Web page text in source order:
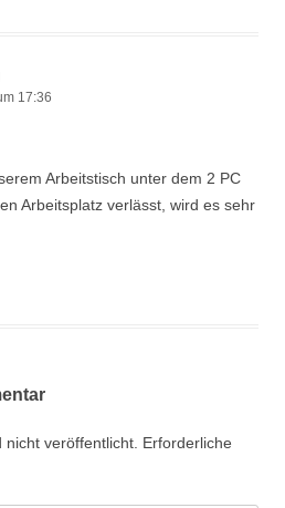
17:36
Arbeitstisch unter dem 2 PC
Arbeitsplatz verlässt, wird es sehr
veröffentlicht. Erforderliche